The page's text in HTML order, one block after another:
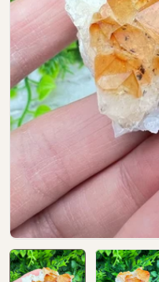
Open media 0 in modal